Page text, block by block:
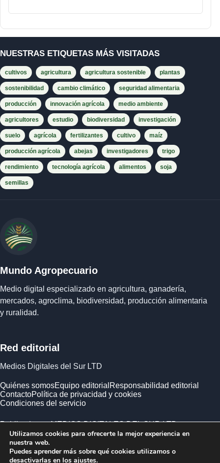
NUESTRAS ETIQUETAS MÁS VISITADAS
cultivos agricultura agricultura sostenible plantas
sostenibilidad cambio climático seguridad alimentaria
producción innovación agrícola medio ambiente
agricultores estudio biodiversidad investigación
suelo agrícola fertilizantes cultivo maíz
producción agrícola abejas investigadores trigo
rendimiento tecnología agrícola alimentos soja
semillas
Mundo Agropecuario
Medio digital especializado en agricultura, ganadería,
mercados, agroclima, biodiversidad, producción alimentaria
y ruralidad.
Red editorial
Medios Digitales del Sur LTD
Quiénes somosEquipo editorial Responsabilidad editorial
ContactoPolítica de privacidad y cookies
Condiciones del servicio
Publicado por MEDIOS DIGITALES DEL SUR LTD ·
Empresa registrada en Inglaterra y Gales.
Utilizamos cookies para ofrecerte la mejor experiencia en
nuestra web.
Puedes aprender más sobre qué cookies utilizamos o
desactivarlas en los ajustes.